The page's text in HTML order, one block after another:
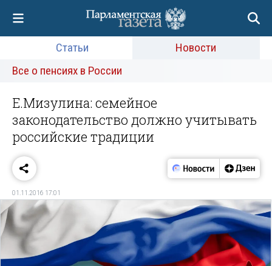
Статьи
Новости
Все о пенсиях в России
Е.Мизулина: семейное
законодательство должно учитывать
российские традиции
01.11.2016 17:01